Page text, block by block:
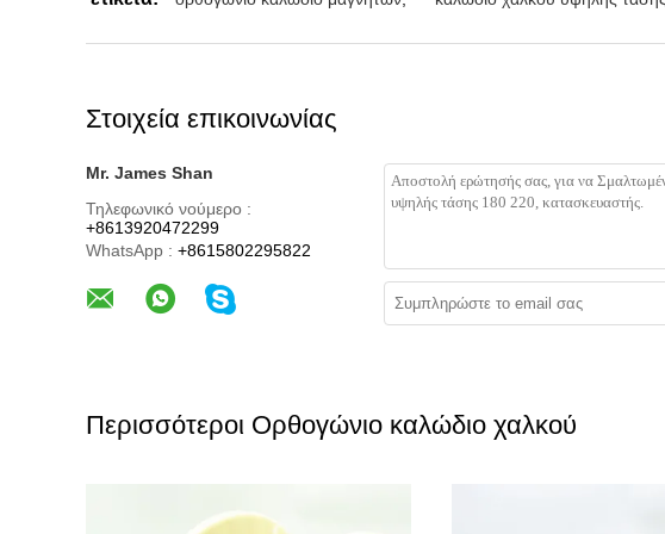
Στοιχεία επικοινωνίας
Mr. James Shan
Τηλεφωνικό νούμερο :
+8613920472299
WhatsApp : +8615802295822
Περισσότεροι Ορθογώνιο καλώδιο χαλκού